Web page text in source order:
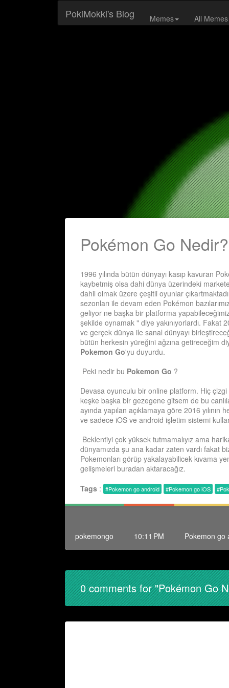
PokiMokki's Blog Memes All Memes
Pokémon Go Nedir?
1996 yılında bütün dünyayı kasıp kavuran
kaybetmiş olsa dahi dünya üzerindeki
dahil olmak üzere çeşitli oyunlar
sezonları ile devam eden Pokémon
geliyor ne başka bir platforma
şekilde oynamak " diye yakınıyorlardı. Fakat
ve gerçek dünya ile sanal dünyayı
bütün herkesin yüreğini ağzına getireceğim
Pokemon Go'yu duyurdu.
Peki nedir bu Pokemon Go ?
Devasa oyunculu bir online platform. Hiç
keşke başka bir gezegene gitsem de bu
ayında yapılan açıklamaya göre 2016 yılının
ve sadece iOS ve android işletim sistemi
Beklentiyi çok yüksek tutmamalıyız ama
dünyamızda şu ana kadar zaten vardı fakat
Pokemonları görüp yakalayabilicek kıvama
gelişmeleri buradan aktaracağız.
Tags : #Pokemon go android #Pokemon go iOS
pokemongo 10:11 PM Pokemon go
0 comments for "Pokémon Go